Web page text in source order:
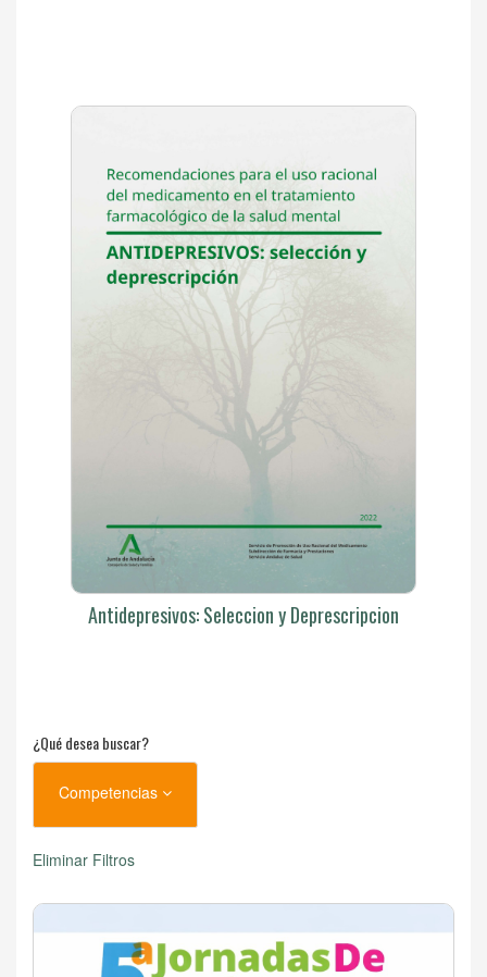
Antidepresivos: Seleccion y Deprescripcion
¿Qué desea buscar?
Competencias
Eliminar Filtros